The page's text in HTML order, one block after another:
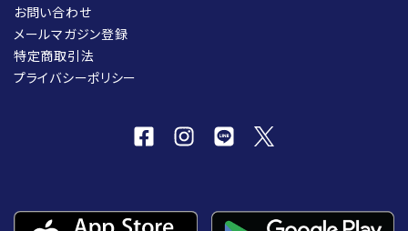
お問い合わせ
メールマガジン登録
特定商取引法
プライバシーポリシー